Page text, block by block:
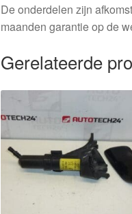
De onderdelen zijn
maanden garantie op de
Gerelateerde